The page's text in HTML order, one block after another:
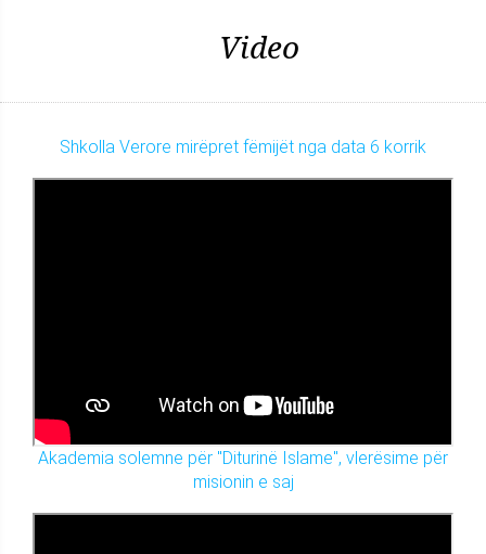
Video
Shkolla Verore mirëpret fëmijët nga data 6 korrik
Akademia solemne për "Diturinë Islame", vlerësime për
misionin e saj